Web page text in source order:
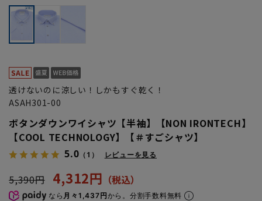
透けないのに涼しい！しかもすぐ乾く！
ASAH301-00
ボタンダウンワイシャツ【半袖】【NON IRONTECH】
【COOL TECHNOLOGY】【＃すごシャツ】
5.0 （1） レビューを見る
5,390円 4,312円
なら 月々1,437円から。分割手数料無料